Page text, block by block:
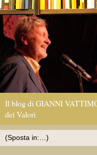
Il blog di GIANNI
dei Valori